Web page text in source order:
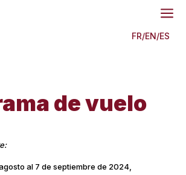
a
FR/EN/ES
de vuelo
al 7 de septiembre de 2024,